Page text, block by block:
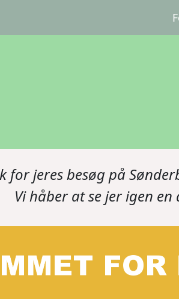
for jeres besøg på
Vi håber at se jer igen